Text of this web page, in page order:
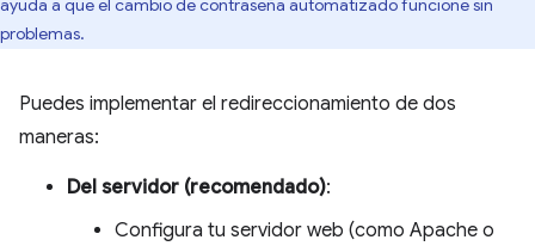
ayuda a que el cambio de contraseña automatizado funcione sin
problemas.
Puedes implementar el redireccionamiento de dos
maneras:
Del servidor (recomendado):
Configura tu servidor web (como Apache o